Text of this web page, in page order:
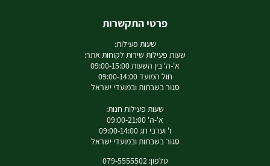
פרטי התקשרות
שעות פעילות:
שעות פעילות שירות לקוחות אתר:
א'-ה' בין השעות 09:00-15:00
חול המועד 09:00-14:00
סגור בשבתות ובמועדי ישראל
שעות פעילות חנות:
א'-ה' 09:00-21:00
ו' וערבי חג 09:00-14:00
סגור בשבתות ובמועדי ישראל
טלפון: 079-5555502